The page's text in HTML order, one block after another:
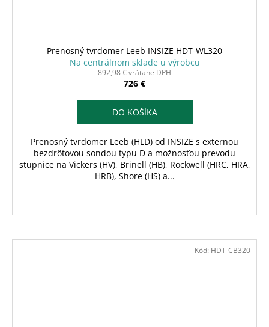
Prenosný tvrdomer Leeb INSIZE HDT-WL320
Na centrálnom sklade u výrobcu
892,98 € vrátane DPH
726 €
DO KOŠÍKA
Prenosný tvrdomer Leeb (HLD) od INSIZE s externou
bezdrôtovou sondou typu D a možnosťou prevodu
stupnice na Vickers (HV), Brinell (HB), Rockwell (HRC, HRA,
HRB), Shore (HS) a...
Kód: HDT-CB320